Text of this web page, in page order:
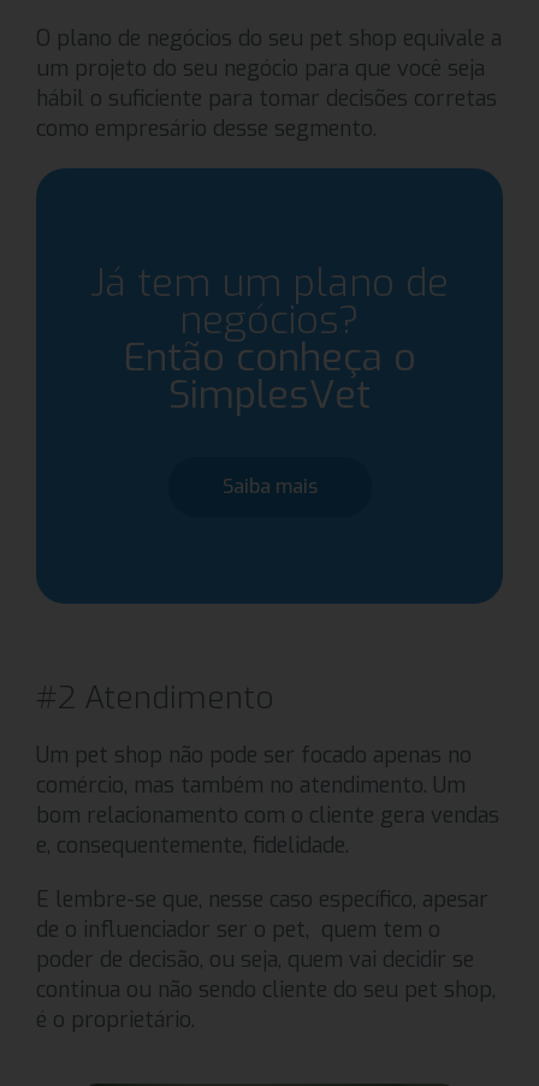
O plano de negócios do seu pet shop equivale a
um projeto do seu negócio para que você seja
hábil o suficiente para tomar decisões corretas
como empresário desse segmento.
Já tem um plano de
negócios?
Então conheça o
SimplesVet
Saiba mais
#2 Atendimento
Um pet shop não pode ser focado apenas no
comércio, mas também no atendimento. Um
bom relacionamento com o cliente gera vendas
e, consequentemente, fidelidade.
E lembre-se que, nesse caso específico, apesar
de o influenciador ser o pet, quem tem o
poder de decisão, ou seja, quem vai decidir se
continua ou não sendo cliente do seu pet shop,
é o proprietário.